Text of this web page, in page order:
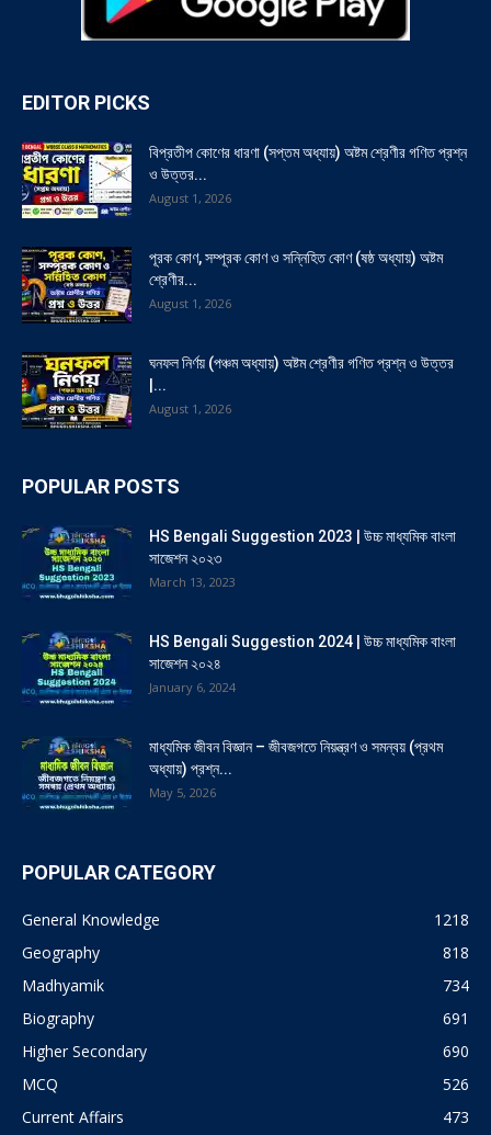
EDITOR PICKS
বিপ্রতীপ কোণের ধারণা (সপ্তম অধ্যায়) অষ্টম শ্রেণীর গণিত প্রশ্ন
ও উত্তর...
August 1, 2026
পূরক কোণ, সম্পূরক কোণ ও সন্নিহিত কোণ (ষষ্ঠ অধ্যায়) অষ্টম
শ্রেণীর...
August 1, 2026
ঘনফল নির্ণয় (পঞ্চম অধ্যায়) অষ্টম শ্রেণীর গণিত প্রশ্ন ও উত্তর
|...
August 1, 2026
POPULAR POSTS
HS Bengali Suggestion 2023 | উচ্চ মাধ্যমিক বাংলা
সাজেশন ২০২৩
March 13, 2023
HS Bengali Suggestion 2024 | উচ্চ মাধ্যমিক বাংলা
সাজেশন ২০২৪
January 6, 2024
মাধ্যমিক জীবন বিজ্ঞান – জীবজগতে নিয়ন্ত্রণ ও সমন্বয় (প্রথম
অধ্যায়) প্রশ্ন...
May 5, 2026
POPULAR CATEGORY
General Knowledge
1218
Geography
818
Madhyamik
734
Biography
691
Higher Secondary
690
MCQ
526
Current Affairs
473